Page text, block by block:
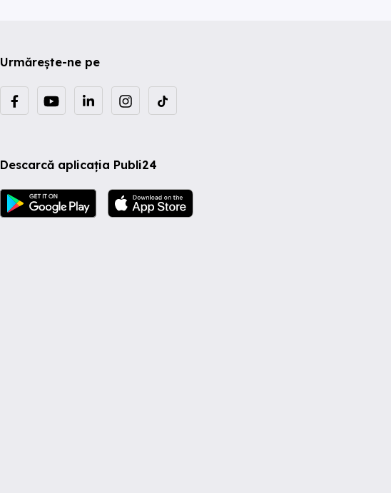
Urmărește-ne pe
Descarcă aplicația Publi24